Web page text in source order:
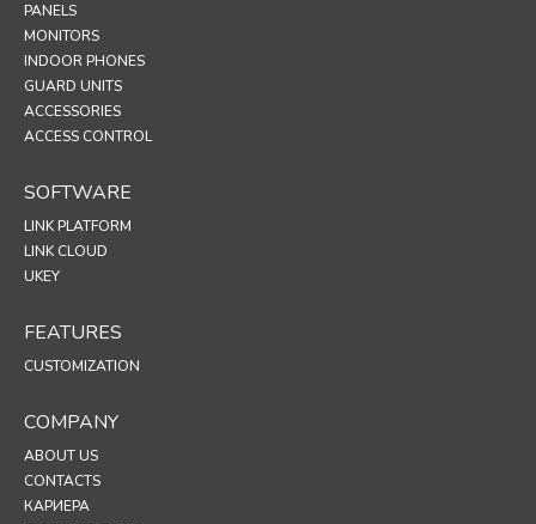
PANELS
MONITORS
INDOOR PHONES
GUARD UNITS
ACCESSORIES
ACCESS CONTROL
SOFTWARE
LINK PLATFORM
LINK CLOUD
UKEY
FEATURES
CUSTOMIZATION
COMPANY
ABOUT US
CONTACTS
КАРИЕРА